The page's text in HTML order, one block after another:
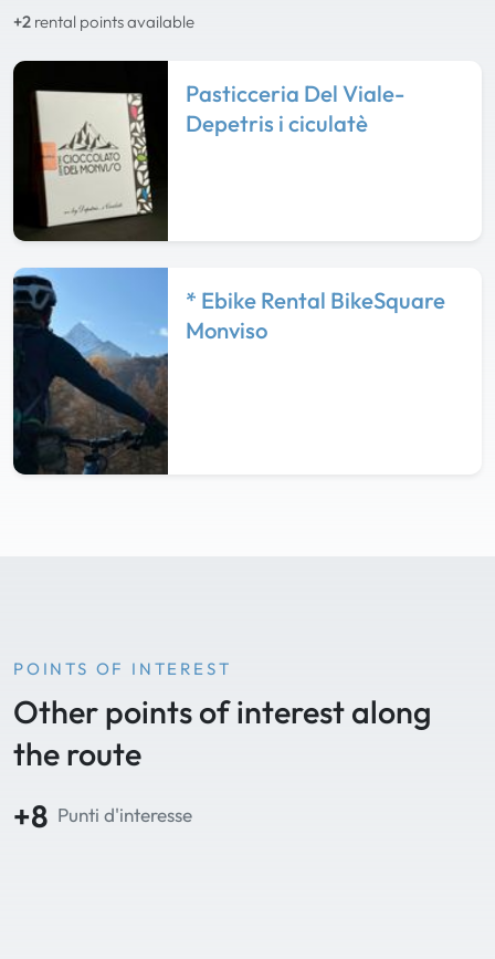
+2 rental points available
Pasticceria Del Viale-
Depetris i ciculatè
* Ebike Rental BikeSquare
Monviso
POINTS OF INTEREST
Other points of interest along
the route
+8 Punti d'interesse